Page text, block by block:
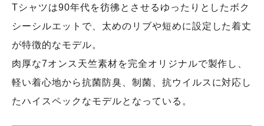
Tシャツは90年代を彷彿とさせるゆったりとしたボク
シーシルエットで、太めのリブや短めに設定した着丈
が特徴的なモデル。
⾁厚な7オンス天竺素材を完全オリジナルで製作し、
軽い着⼼地から抗菌防臭、制菌、抗ウイルスに対応し
たハイスペックなモデルとなっている。